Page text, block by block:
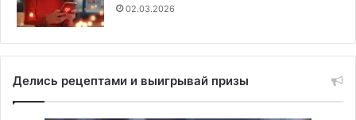
02.03.2026
Делись рецептами и выигрывай призы